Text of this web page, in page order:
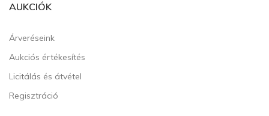
AUKCIÓK
Árveréseink
Aukciós értékesítés
Licitálás és átvétel
Regisztráció